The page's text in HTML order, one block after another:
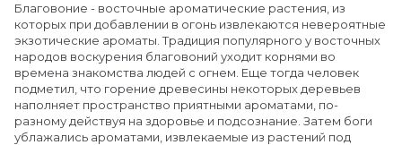
Благовоние - восточные ароматические растения, из
которых при добавлении в огонь извлекаются невероятные
экзотические ароматы. Традиция популярного у восточных
народов воскурения благовоний уходит корнями во
времена знакомства людей с огнем. Еще тогда человек
подметил, что горение древесины некоторых деревьев
наполняет пространство приятными ароматами, по-
разному действуя на здоровье и подсознание. Затем боги
ублажались ароматами, извлекаемые из растений под